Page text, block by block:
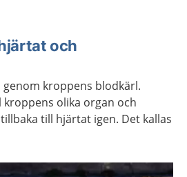
och
kroppens blodkärl.
olika organ och
till hjärtat igen. Det kallas